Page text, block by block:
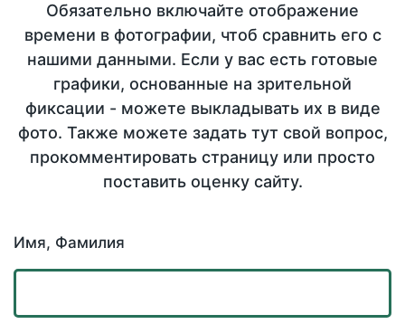
Обязательно включайте отображение
времени в фотографии, чтоб сравнить его с
нашими данными. Если у вас есть готовые
графики, основанные на зрительной
фиксации - можете выкладывать их в виде
фото. Также можете задать тут свой вопрос,
прокомментировать страницу или просто
поставить оценку сайту.
Имя, Фамилия